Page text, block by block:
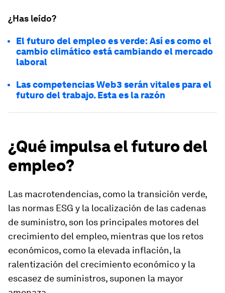
¿Has leído?
El futuro del empleo es verde: Así es como el
cambio climático está cambiando el mercado
laboral
Las competencias Web3 serán vitales para el
futuro del trabajo. Esta es la razón
¿Qué impulsa el futuro del
empleo?
Las macrotendencias, como la transición verde,
las normas ESG y la localización de las cadenas
de suministro, son los principales motores del
crecimiento del empleo, mientras que los retos
económicos, como la elevada inflación, la
ralentización del crecimiento económico y la
escasez de suministros, suponen la mayor